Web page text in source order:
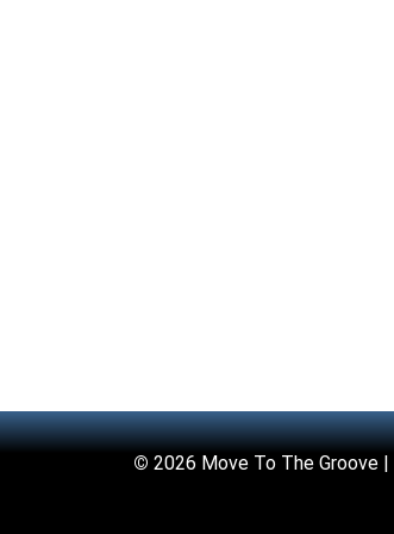
© 2026 Move To The Groove |